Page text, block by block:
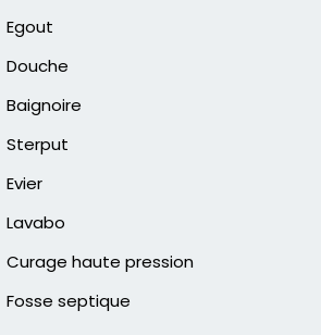
Egout
Douche
Baignoire
Sterput
Evier
Lavabo
Curage haute pression
Fosse septique